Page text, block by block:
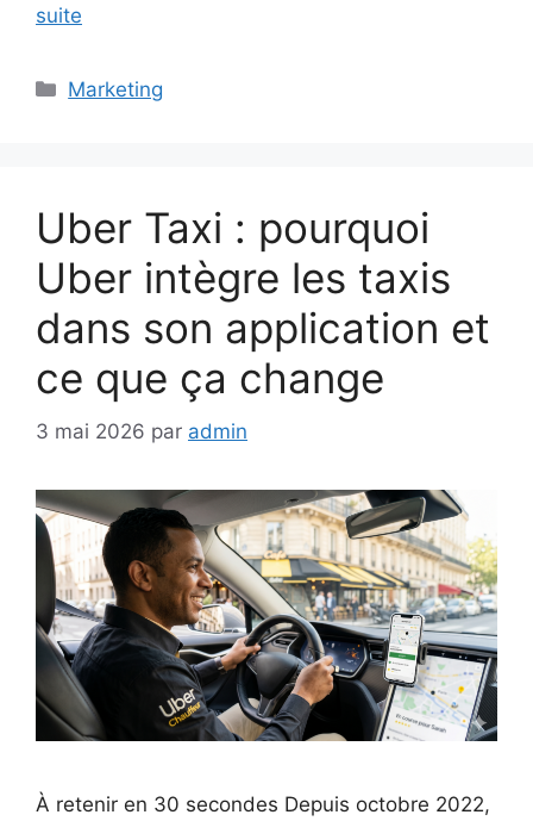
suite
Catégories
Marketing
Uber Taxi : pourquoi
Uber intègre les taxis
dans son application et
ce que ça change
3 mai 2026 par admin
À retenir en 30 secondes Depuis octobre 2022,